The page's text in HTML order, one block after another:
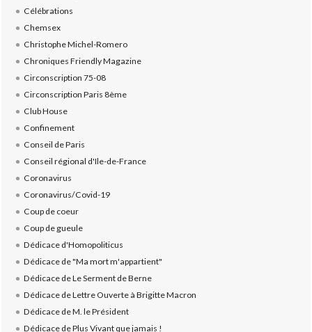
Célébrations
Chemsex
Christophe Michel-Romero
Chroniques Friendly Magazine
Circonscription 75-08
Circonscription Paris 8ème
Club House
Confinement
Conseil de Paris
Conseil régional d'Ile-de-France
Coronavirus
Coronavirus/Covid-19
Coup de coeur
Coup de gueule
Dédicace d'Homopoliticus
Dédicace de "Ma mort m'appartient"
Dédicace de Le Serment de Berne
Dédicace de Lettre Ouverte à Brigitte Macron
Dédicace de M. le Président
Dédicace de Plus Vivant que jamais !